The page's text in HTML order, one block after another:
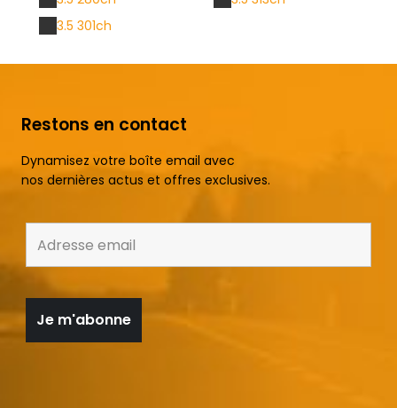
3.5 301ch
Restons en contact
Dynamisez votre boîte email avec
nos dernières actus et offres exclusives.